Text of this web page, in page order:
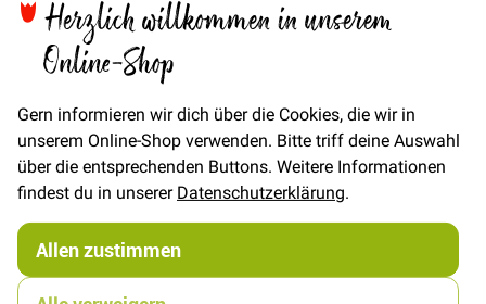
Herzlich willkommen in unserem
Online-Shop
Gern informieren wir dich über die Cookies, die wir in
unserem Online-Shop verwenden. Bitte triff deine Auswahl
über die entsprechenden Buttons. Weitere Informationen
findest du in unsererDatenschutzerklärung.
Allen zustimmen
In den Warenkorb
Details
Die Schleife lässt sich wunderbar aufnähen und hat
einen sehr niedlichen Effekt. Ob auf Strickjacken, T-
Shirts, Babymützen, Taschen etc. Ein Schleifchen